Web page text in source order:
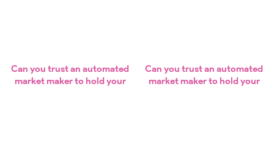
Can you trust an automated
market maker to hold your
Can you trust an automated
market maker to hold your